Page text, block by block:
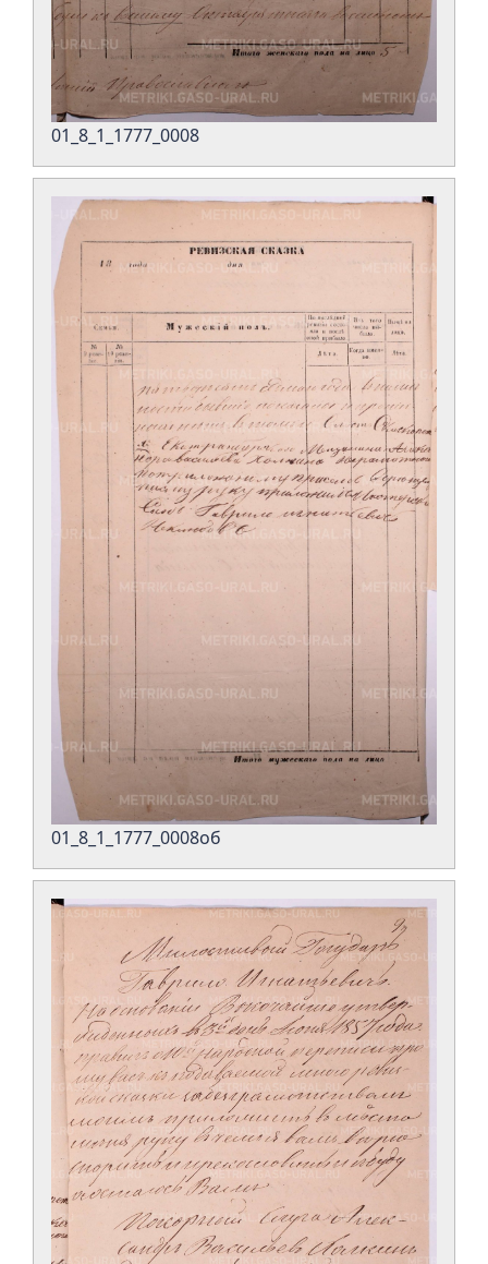
01_8_1_1777_0008
01_8_1_1777_0008об